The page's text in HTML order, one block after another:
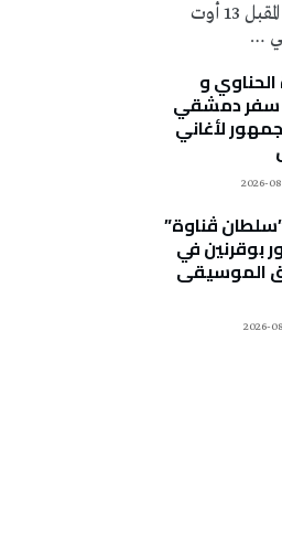
تُنظم جمعية تراثنا يوم الخميس المقبل 13 أوت
و
سفر دمشقي
لأغاني
2026-
ڤناوة”
بوقرنين في
الموسيقى
2026-